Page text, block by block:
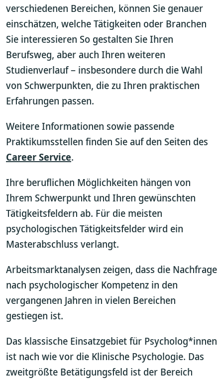
verschiedenen Bereichen, können Sie genauer
einschätzen, welche Tätigkeiten oder Branchen
Sie interessieren So gestalten Sie Ihren
Berufsweg, aber auch Ihren weiteren
Studienverlauf – insbesondere durch die Wahl
von Schwerpunkten, die zu Ihren praktischen
Erfahrungen passen.
Weitere Informationen sowie passende
Praktikumsstellen finden Sie auf den Seiten des
Career Service.
Ihre beruflichen Möglichkeiten hängen von
Ihrem Schwerpunkt und Ihren gewünschten
Tätigkeitsfeldern ab. Für die meisten
psychologischen Tätigkeitsfelder wird ein
Masterabschluss verlangt.
Arbeitsmarktanalysen zeigen, dass die Nachfrage
nach psychologischer Kompetenz in den
vergangenen Jahren in vielen Bereichen
gestiegen ist.
Das klassische Einsatzgebiet für Psycholog*innen
ist nach wie vor die Klinische Psychologie. Das
zweitgrößte Betätigungsfeld ist der Bereich